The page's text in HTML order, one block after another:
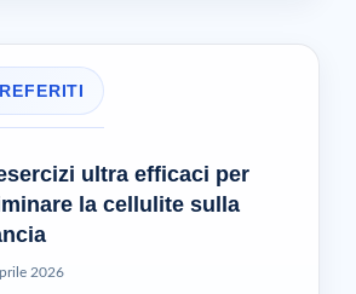
ultra efficaci per
la cellulite sulla
2026